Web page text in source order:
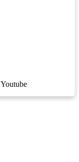
Youtube